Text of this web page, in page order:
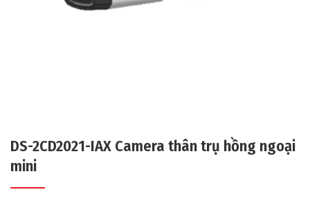
DS-2CD2021-IAX Camera thân trụ hồng ngoại
mini